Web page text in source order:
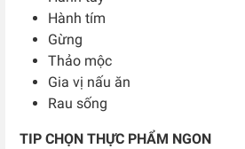
Hành tím
Gừng
Thảo mộc
Gia vị nấu ăn
Rau sống
TIP CHỌN THỰC PHẨM NGON